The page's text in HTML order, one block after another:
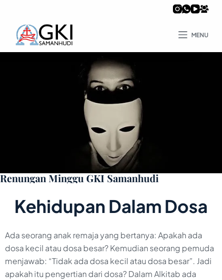
MENU
Renungan Minggu GKI Samanhudi
Kehidupan Dalam Dosa
Ada seorang anak remaja yang bertanya: Apakah ada
dosa kecil atau dosa besar? Kemudian seorang pemuda
menjawab: “Tidak ada dosa kecil atau dosa besar”. Jadi
apakah itu pengertian dari dosa? Dalam Alkitab ada